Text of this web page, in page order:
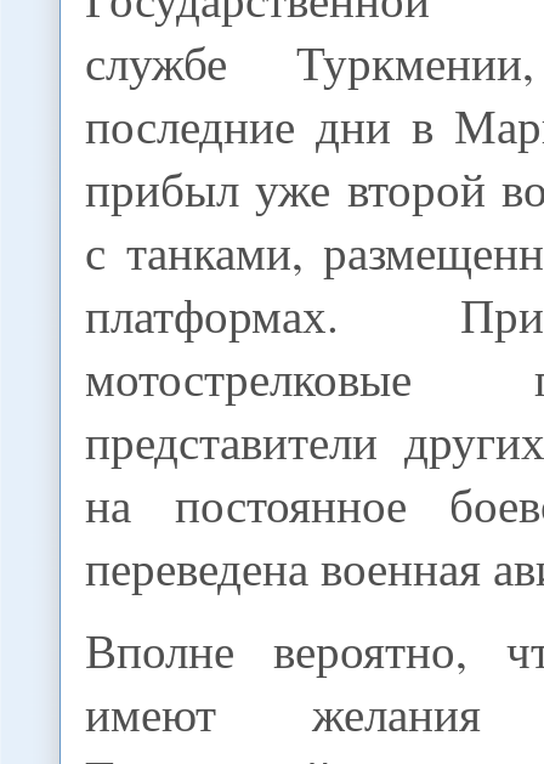
службе
последние дни в
прибыл уже второй
с танками,
платформах.
мотострелковые
представители
на постоянное
переведена военная
Вполне вероятно,
имеют